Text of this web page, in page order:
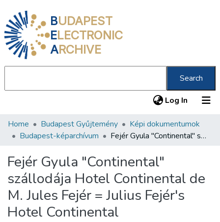
BUDAPEST
ELECTRONIC
ARCHIVE
Search
Log In (current)
Communities & Collections
Statistics
About us
Home Budapest Gyűjtemény
Képi dokumentumok
Budapest-képarchívum
Fejér Gyula "Continental" szállodája Hotel Continental de M. Jules Fejér = Julius Fejér's Hotel Continental
Fejér Gyula "Continental"
szállodája Hotel Continental de
M. Jules Fejér = Julius Fejér's
Hotel Continental